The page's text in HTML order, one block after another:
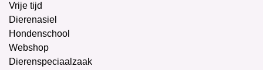
Vrije tijd
Dierenasiel
Hondenschool
Webshop
Dierenspeciaalzaak